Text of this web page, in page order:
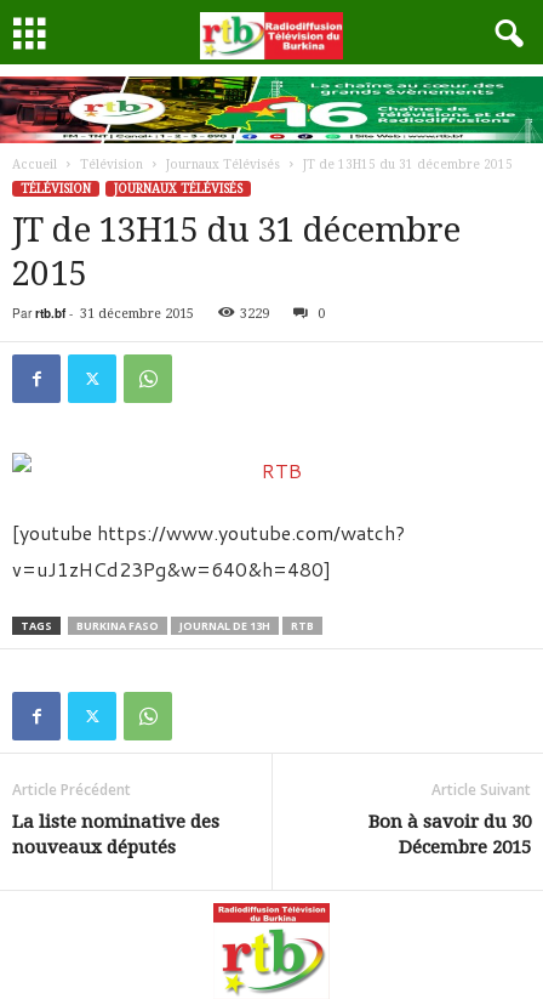
Accueil Télévision Journaux Télévisés
JT de 13H15 du 31 décembre 2015
TÉLÉVISION
JOURNAUX TÉLÉVISÉS
JT de 13H15 du 31 décembre
2015
Par rtb.bf- 31 décembre 2015 3229 0
[youtube https://www.youtube.com/watch?
v=uJ1zHCd23Pg&w=640&h=480]
TAGS BURKINA FASO JOURNAL DE 13H RTB
Article Précédent
La liste nominative des
nouveaux députés
Article Suivant
Bon à savoir du 30
Décembre 2015